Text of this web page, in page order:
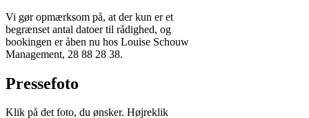
Vi gør opmærksom på, at der kun er et
begrænset antal datoer til rådighed, og
bookingen er åben nu hos Louise Schouw
Management, 28 88 28 38.
Pressefoto
Klik på det foto, du ønsker. Højreklik